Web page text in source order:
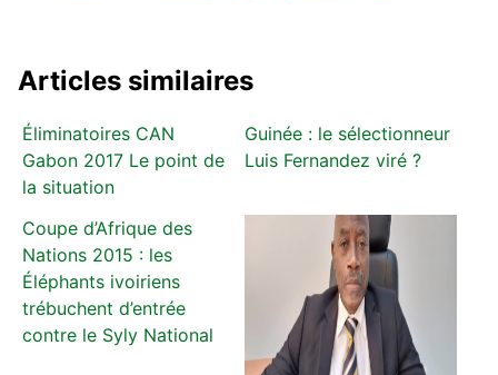
Articles similaires
Éliminatoires CAN
Gabon 2017 Le point de
la situation
Guinée : le sélectionneur
Luis Fernandez viré ?
Coupe d’Afrique des
Nations 2015 : les
Éléphants ivoiriens
trébuchent d’entrée
contre le Syly National